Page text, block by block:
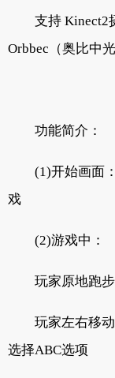
支持 Kinect2
Orbbec（奥比中
功能简介：
(1)开始画面
戏
(2)游戏中：
玩家原地跑
玩家左右移
选择ABC选项